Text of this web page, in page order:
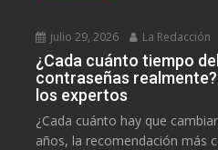
julio 29, 2026 La Redacción
¿Cada cuánto tiempo
contraseñas
los expertos
¿Cada cuánto hay que
años, la recomendación más